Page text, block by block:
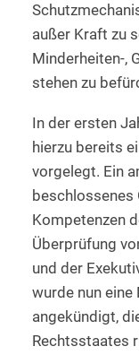
außer Kraft zu
Minderheiten-,
stehen zu
In der ersten
hierzu bereits
vorgelegt. Ein
Kompetenzen
Überprüfung
und der
wurde nun eine
angekündigt,
Rechtsstaates